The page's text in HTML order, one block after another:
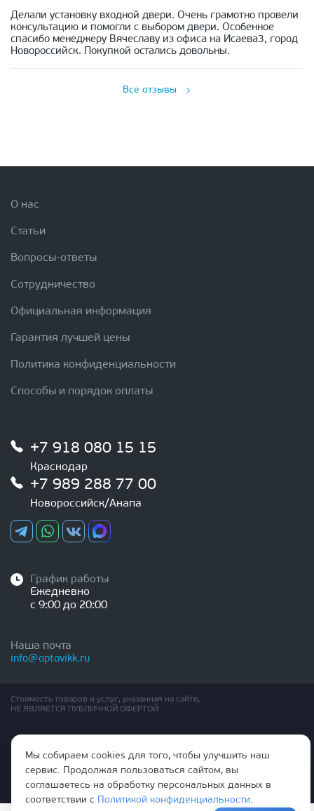
Делали установку входной двери. Очень грамотно провели
консультацию и помогли с выбором двери. Особенное
спасибо менеджеру Вячеславу из офиса на Исаева3, город
Новороссийск. Покупкой остались довольны.
Все отзывы
О нас
Статьи
Вопросы-ответы
Сотрудничество
Официальная информация
Гарантия лучшей цены
Политика конфиденциальности
Способы и порядок оплаты
+7 918 080 15 15
Краснодар
+7 989 288 77 00
Новороссийск/Анапа
График работы
Ежедневно
с 9:00 до 20:00
Наша почта
info@optovikk.ru
Стоимость товаров и услуг, указанная на сайте,
НЕ ЯВЛЯЕТСЯ ПУБЛИЧНОЙ ОФЕРТОЙ
Правила эксплутации входных и межкомнатных дверей
Политика обработки персональных данных
Согласие на обработку персональных данных
Мы собираем cookies для того, чтобы улучшить наш
сервис. Продолжая пользоваться сайтом, вы
соглашаетесь на обработку персональных данных в
соответствии с
Политикой конфиденциальности.